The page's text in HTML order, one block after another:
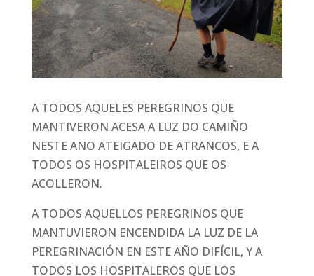
A TODOS AQUELES PEREGRINOS QUE
MANTIVERON ACESA A LUZ DO CAMIÑO
NESTE ANO ATEIGADO DE ATRANCOS, E A
TODOS OS HOSPITALEIROS QUE OS
ACOLLERON.
A TODOS AQUELLOS PEREGRINOS QUE
MANTUVIERON ENCENDIDA LA LUZ DE LA
PEREGRINACIÓN EN ESTE AÑO DIFÍCIL, Y A
TODOS LOS HOSPITALEROS QUE LOS